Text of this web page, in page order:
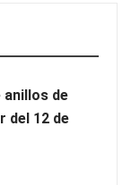
el rescate’: el
anillos de
del 12 de